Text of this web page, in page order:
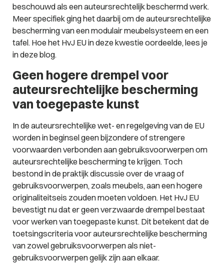
beschouwd als een auteursrechtelijk beschermd werk.
Meer specifiek ging het daarbij om de auteursrechtelijke
bescherming van een modulair meubelsysteem en een
tafel. Hoe het HvJ EU in deze kwestie oordeelde, lees je
in deze blog.
Geen hogere drempel voor
auteursrechtelijke bescherming
van toegepaste kunst
In de auteursrechtelijke wet- en regelgeving van de EU
worden in beginsel geen bijzondere of strengere
voorwaarden verbonden aan gebruiksvoorwerpen om
auteursrechtelijke bescherming te krijgen. Toch
bestond in de praktijk discussie over de vraag of
gebruiksvoorwerpen, zoals meubels, aan een hogere
originaliteitseis zouden moeten voldoen. Het HvJ EU
bevestigt nu dat er geen verzwaarde drempel bestaat
voor werken van toegepaste kunst. Dit betekent dat de
toetsingscriteria voor auteursrechtelijke bescherming
van zowel gebruiksvoorwerpen als niet-
gebruiksvoorwerpen gelijk zijn aan elkaar.